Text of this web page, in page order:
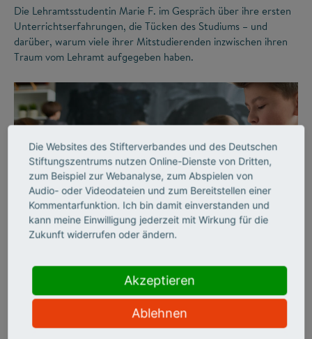
Die Lehramtsstudentin Marie F. im Gespräch über ihre ersten
Unterrichtserfahrungen, die Tücken des Studiums – und
darüber, warum viele ihrer Mitstudierenden inzwischen ihren
Traum vom Lehramt aufgegeben haben.
ZUKUNFTSMISSION BILDUNG LEHRERMANGEL
„Wir haben Schule
jahrzehntelang analog
Die Websites des Stifterverbandes und des Deutschen
Stiftungszentrums nutzen Online-Dienste von Dritten,
zum Beispiel zur Webanalyse, zum Abspielen von
Audio- oder Videodateien und zum Bereitstellen einer
Kommentarfunktion. Ich bin damit einverstanden und
kann meine Einwilligung jederzeit mit Wirkung für die
Zukunft widerrufen oder ändern.
Akzeptieren
Ablehnen